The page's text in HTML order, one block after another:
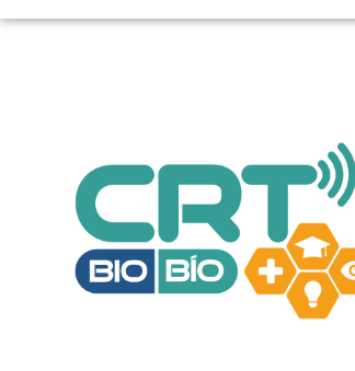
balance de tres años
Leer más